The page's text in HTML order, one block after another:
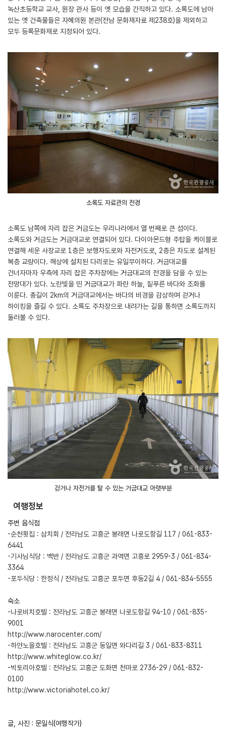
녹산초등학교 교사, 원장 관사 등이 옛 모습을 간직하고 있다. 소록도에 남아
있는 옛 건축물들은 자혜의원 본관(전남 문화재자료 제238호)을 제외하고
모두 등록문화재로 지정되어 있다.
소록도 자료관의 전경
소록도 남쪽에 자리 잡은 거금도는 우리나라에서 열 번째로 큰 섬이다.
소록도와 거금도는 거금대교로 연결되어 있다. 다이아몬드형 주탑을 케이블로
연결해 세운 사장교로 1층은 보행자도로와 자전거도로, 2층은 차도로 설계된
복층 교량이다. 해상에 설치된 다리로는 유일무이하다. 거금대교를
건너자마자 우측에 자리 잡은 주차장에는 거금대교의 전경을 담을 수 있는
전망대가 있다. 노란빛을 띤 거금대교가 파란 하늘, 짙푸른 바다와 조화를
이룬다. 총길이 2km의 거금대교에서는 바다의 비경을 감상하며 걷거나
하이킹을 즐길 수 있다. 소록도 주차장으로 내려가는 길을 통하면 소록도까지
둘러볼 수 있다.
걷거나 자전거를 탈 수 있는 거금대교 아랫부분
여행정보
주변 음식점
-순천횟집 : 삼치회 / 전라남도 고흥군 봉래면 나로도항길 117 / 061-833-
6441
-기사님식당 : 백반 / 전라남도 고흥군 과역면 고흥로 2959-3 / 061-834-
3364
-포두식당 : 한정식 / 전라남도 고흥군 포두면 후동2길 4 / 061-834-5555
숙소
-나로비치호텔 : 전라남도 고흥군 봉래면 나로도항길 94-10 / 061-835-
9001
http://www.narocenter.com/
-하얀노을호텔 : 전라남도 고흥군 동일면 와다리길 3 / 061-833-8311
http://www.whiteglow.co.kr/
-빅토리아호텔 : 전라남도 고흥군 도화면 천마로 2736-29 / 061-832-
0100
http://www.victoriahotel.co.kr/
글, 사진 : 문일식(여행작가)